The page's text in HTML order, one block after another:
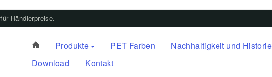
für Händlerpreise.
Produkte PET Farben Nachhaltigkeit und Historie
Download
Kontakt